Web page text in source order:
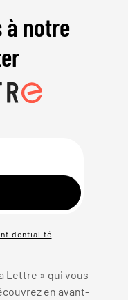
à notre
Lettre » qui vous
en avant-